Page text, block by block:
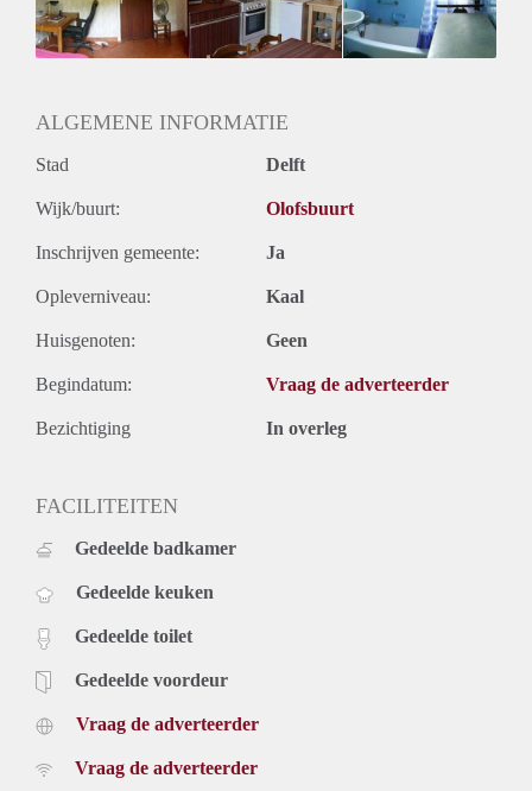
ALGEMENE INFORMATIE
Stad Delft
Wijk/buurt: Olofsbuurt
Inschrijven gemeente: Ja
Opleverniveau: Kaal
Huisgenoten: Geen
Begindatum: Vraag de adverteerder
Bezichtiging In overleg
FACILITEITEN
Gedeelde badkamer
Gedeelde keuken
Gedeelde toilet
Gedeelde voordeur
Vraag de adverteerder
Vraag de adverteerder